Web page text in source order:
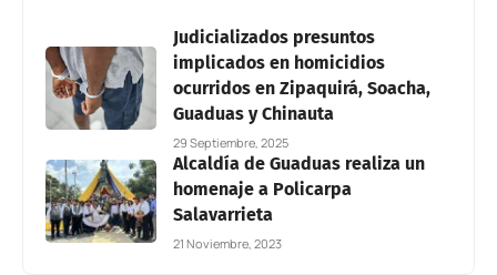
Judicializados presuntos
implicados en homicidios
ocurridos en Zipaquirá, Soacha,
Guaduas y Chinauta
29 Septiembre, 2025
Alcaldía de Guaduas realiza un
homenaje a Policarpa
Salavarrieta
21 Noviembre, 2023